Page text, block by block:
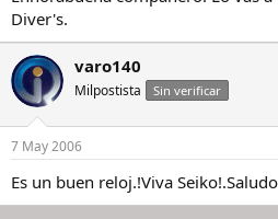
Diver's.
varo140
Milpostista Sin verificar
7 May 2006
Es un buen reloj.!Viva